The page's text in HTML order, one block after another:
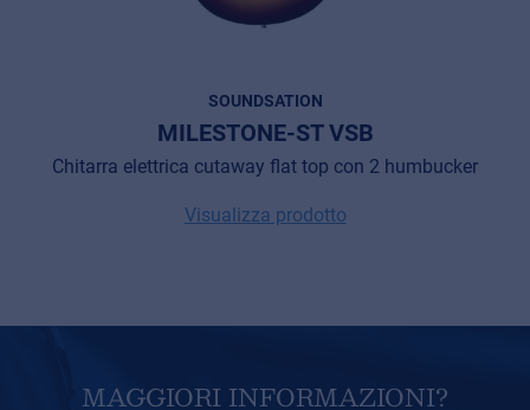
SOUNDSATION
MILESTONE-ST VSB
Chitarra elettrica cutaway flat top con 2 humbucker
Visualizza prodotto
MAGGIORI INFORMAZIONI?